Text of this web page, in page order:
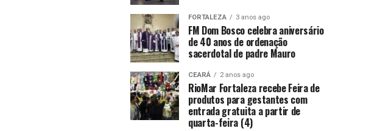
FORTALEZA 3 anos ago
FM Dom Bosco celebra aniversário
de 40 anos de ordenação
sacerdotal de padre Mauro
CEARÁ 2 anos ago
RioMar Fortaleza recebe Feira de
produtos para gestantes com
entrada gratuita a partir de
quarta-feira (4)